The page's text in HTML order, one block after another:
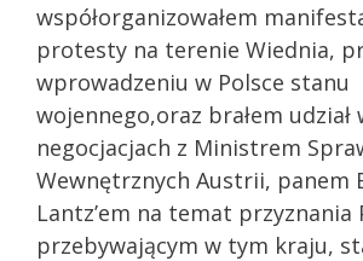
współorganizowałem
protesty na terenie Wiednia,
wprowadzeniu w Polsce stanu
wojennego,oraz brałem udział
negocjacjach z Ministrem
Wewnętrznych Austrii, panem
Lantz’em na temat przyznania
przebywającym w tym kraju,